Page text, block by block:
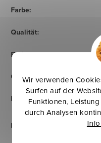
Wir verwenden
Surfen auf der
Funktionen,
durch Analysen
Farbe:
Qualität:
Breite:
Gewicht:
Herkunftsland:
Pflegehinweise